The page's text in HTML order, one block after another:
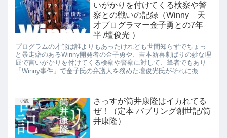
いがかりを付けてくる検察や警
察との戦いの記録（Winny 天
才プログラマー金子勇との7年
半 /壇俊光 ）
プログラムの才能は誰よりもあったけれども世間知らずでちょっ
と暴走癖のあるWinny開発者の金子勇や、吉本新喜劇ばりの妙な理
屈で言いがかりを付けてくる検察や警察に対して、筆者でもあり
「Winny事件」で金子氏の弁護人を務めた壇俊光氏がそれに振...
小説
さっすが筒井康隆はイカれてる
ぜ！（定本 バブリング創世記/筒
井康隆）